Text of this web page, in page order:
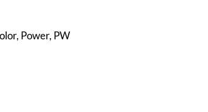
Power, PW